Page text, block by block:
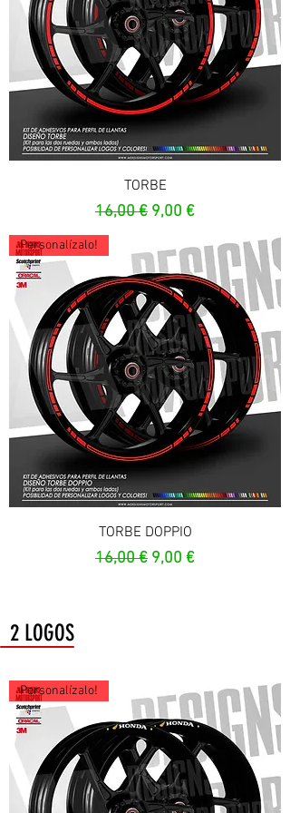
TORBE
Prezzo regolare
16,00 € Prezzo scontato
9,00 €
Personalízalo!
TORBE DOPPIO
Prezzo regolare
16,00 € Prezzo scontato
9,00 €
2 LOGOS
Personalízalo!